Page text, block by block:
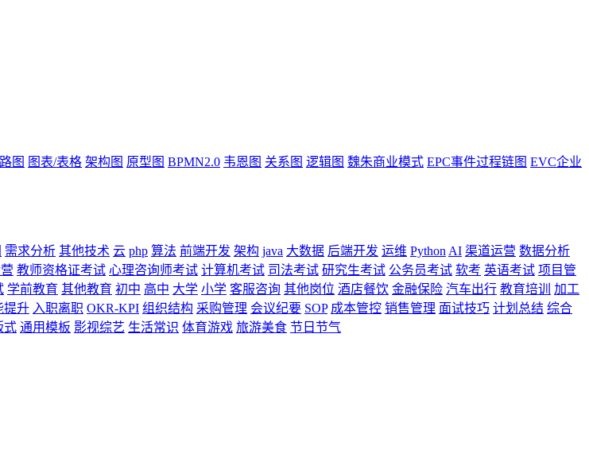
图 图表/表格 架构图 原型图 BPMN2.0 韦恩图 关系图 逻辑图 魏朱商业模式 EPC事件过程链图 EVC企业
需求分析 其他技术 云 php 算法 前端开发 架构 java 大数据 后端开发 运维 Python AI 渠道运营 数据分析
教师资格证考试 心理咨询师考试 计算机考试 司法考试 研究生考试 公务员考试 软考 英语考试 项目管
学前教育 其他教育 初中 高中 大学 小学 客服咨询 其他岗位 酒店餐饮 金融保险 汽车出行 教育培训
加工
提升 入职离职 OKR-KPI 组织结构 采购管理 会议纪要 SOP 成本管控 销售管理 面试技巧 计划总结 综合
式 通用模板 影视综艺 生活常识 体育游戏 旅游美食 节日节气